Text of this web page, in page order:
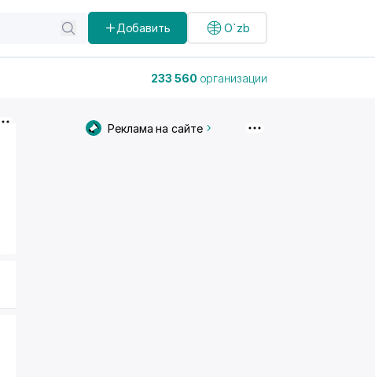
Добавить O`zb
233 560 организации
Реклама на сайте